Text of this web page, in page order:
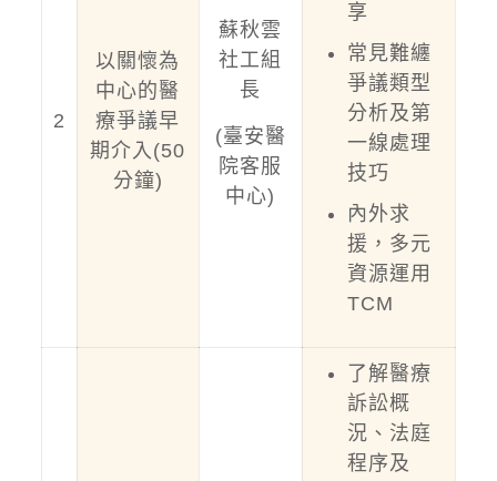
2
以關懷為
中心的醫
療爭議早
期介入(50
分鐘)
蘇秋雲
社工組
長
(臺安醫
院客服
中心)
享
常見難纏
爭議類型
分析及第
一線處理
技巧
內外求
援，多元
資源運用
TCM
了解醫療
訴訟概
況、法庭
程序及